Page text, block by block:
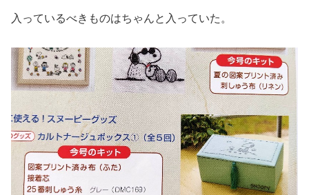
入っているべきものはちゃんと入っていた。